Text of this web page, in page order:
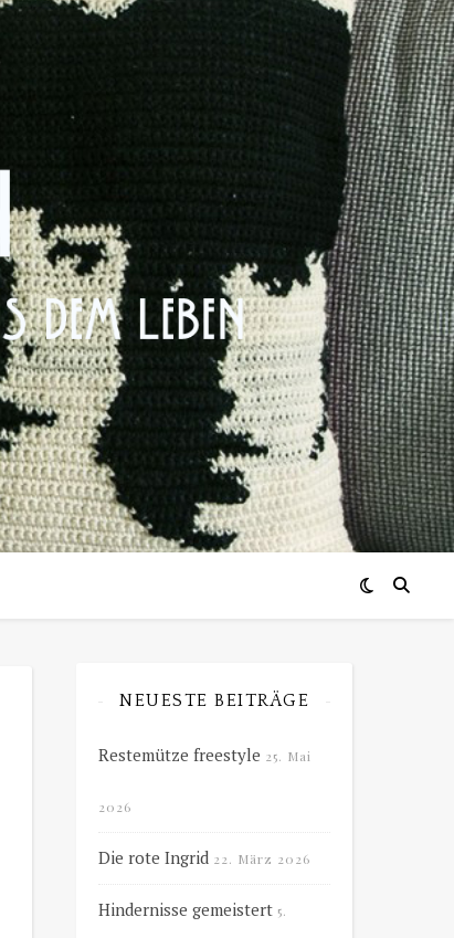
NEUESTE BEITRÄGE
Restemütze freestyle 25. Mai
2026
Die rote Ingrid 22. März 2026
Hindernisse gemeistert 5.